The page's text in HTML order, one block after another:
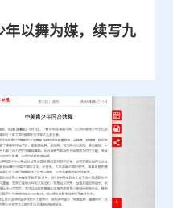
年以舞为媒，续写九